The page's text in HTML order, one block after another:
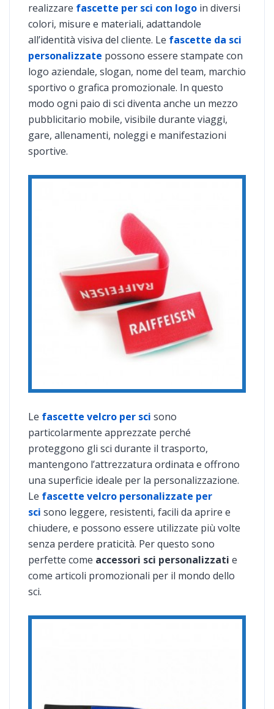
realizzare fascette per sci con logo in diversi
colori, misure e materiali, adattandole
all’identità visiva del cliente. Le fascette da sci
personalizzate possono essere stampate con
logo aziendale, slogan, nome del team, marchio
sportivo o grafica promozionale. In questo
modo ogni paio di sci diventa anche un mezzo
pubblicitario mobile, visibile durante viaggi,
gare, allenamenti, noleggi e manifestazioni
sportive.
Le fascette velcro per sci sono
particolarmente apprezzate perché
proteggono gli sci durante il trasporto,
mantengono l’attrezzatura ordinata e offrono
una superficie ideale per la personalizzazione.
Le fascette velcro personalizzate per
sci sono leggere, resistenti, facili da aprire e
chiudere, e possono essere utilizzate più volte
senza perdere praticità. Per questo sono
perfette come accessori sci personalizzati e
come articoli promozionali per il mondo dello
sci.